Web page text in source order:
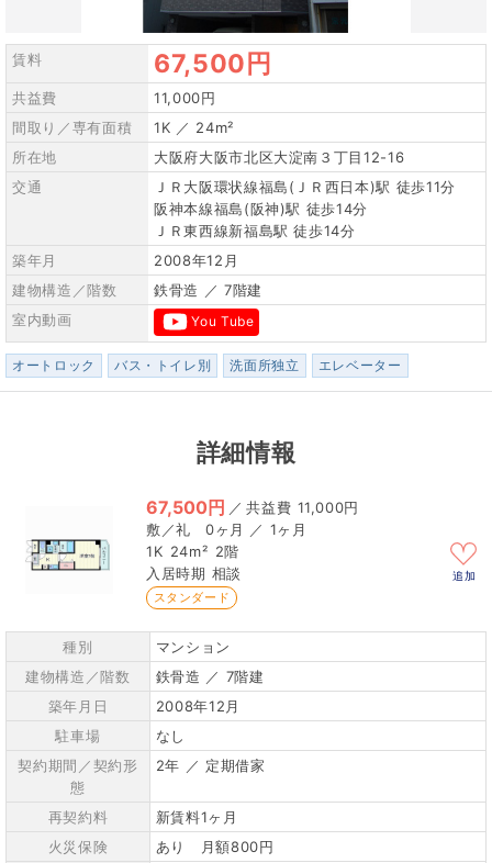
賃料 67,500円
共益費
11,000円
間取り／専有面積
1K ／ 24m²
所在地
大阪府大阪市北区大淀南３丁目12-16
交通
ＪＲ大阪環状線福島(ＪＲ西日本)駅 徒歩11分
阪神本線福島(阪神)駅 徒歩14分
ＪＲ東西線新福島駅 徒歩14分
築年月
2008年12月
建物構造／階数
鉄骨造 ／ 7階建
室内動画
You Tube
オートロック バス・トイレ別 洗面所独立 エレベーター
詳細情報
67,500円 ／
11,000円
0ヶ月 ／ 1ヶ月
1K 24m² 2階
相談
スタンダード
追加
種別
マンション
建物構造／階数
鉄骨造 ／ 7階建
築年月日
2008年12月
駐車場
なし
契約期間／契約形
態
2年 ／ 定期借家
再契約料
新賃料1ヶ月
火災保険
あり 月額800円